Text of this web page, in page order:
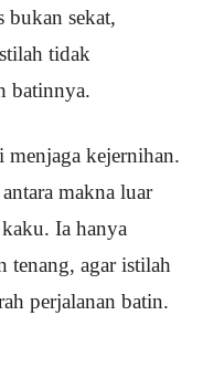
bukan sekat,
tidak
batinnya.
kejernihan.
makna luar
Ia hanya
tenang, agar istilah
perjalanan batin.